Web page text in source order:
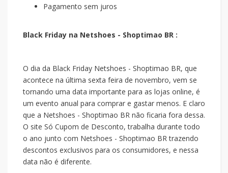
Pagamento sem juros
Black Friday na Netshoes - Shoptimao BR :
O dia da Black Friday Netshoes - Shoptimao BR, que
acontece na última sexta feira de novembro, vem se
tornando uma data importante para as lojas online, é
um evento anual para comprar e gastar menos. E claro
que a Netshoes - Shoptimao BR não ficaria fora dessa.
O site Só Cupom de Desconto, trabalha durante todo
o ano junto com Netshoes - Shoptimao BR trazendo
descontos exclusivos para os consumidores, e nessa
data não é diferente.